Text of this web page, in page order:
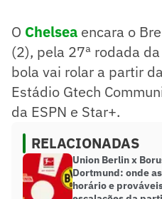
O Chelsea encara o
(2), pela 27ª rodada
bola vai rolar a partir
Estádio Gtech
da ESPN e Star+.
RELACIONADAS
Union Berlin x
Dortmund: onde
horário e